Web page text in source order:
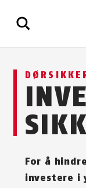
Via
resultater
For å
investere i